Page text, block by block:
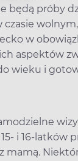
próby
w
aspektów
wieku i
i 16-latków
mamą.